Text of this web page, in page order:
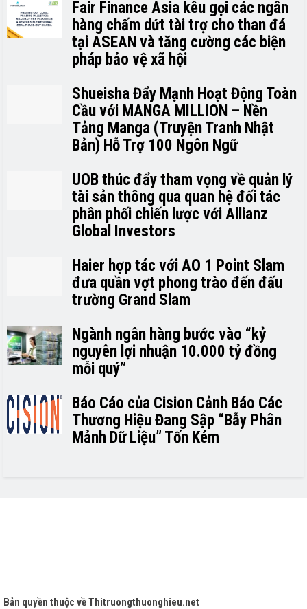
Fair Finance Asia kêu gọi các ngân
hàng chấm dứt tài trợ cho than đá
tại ASEAN và tăng cường các biện
pháp bảo vệ xã hội
Shueisha Đẩy Mạnh Hoạt Động Toàn
Cầu với MANGA MILLION – Nền
Tảng Manga (Truyện Tranh Nhật
Bản) Hỗ Trợ 100 Ngôn Ngữ
UOB thúc đẩy tham vọng về quản lý
tài sản thông qua quan hệ đối tác
phân phối chiến lược với Allianz
Global Investors
Haier hợp tác với AO 1 Point Slam
đưa quần vợt phong trào đến đấu
trường Grand Slam
Ngành ngân hàng bước vào “kỷ
nguyên lợi nhuận 10.000 tỷ đồng
mỗi quý”
Báo Cáo của Cision Cảnh Báo Các
Thương Hiệu Đang Sập “Bẫy Phân
Mảnh Dữ Liệu” Tốn Kém
Bản quyền thuộc vềThitruongthuonghieu.net